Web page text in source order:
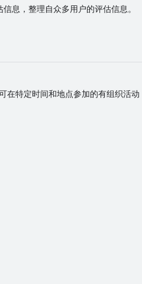
息，整理自众多用户的评估信息。
在特定时间和地点参加的有组织活动